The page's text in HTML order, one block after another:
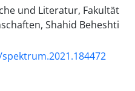
und Literatur, Fakultät
Shahid Beheshti